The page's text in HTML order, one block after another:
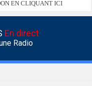
EN CLIQUANT ICI
En direct
Radio